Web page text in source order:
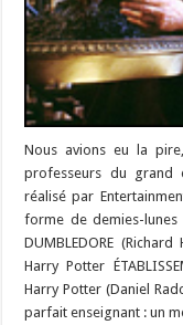
Nous avions eu la
professeurs du grand
réalisé par
forme de demies-
DUMBLEDORE
Harry Potter
Harry Potter (Daniel
parfait enseignant : un